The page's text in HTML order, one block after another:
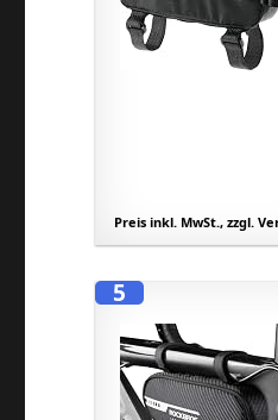
Preis inkl. MwSt., zzgl.
5